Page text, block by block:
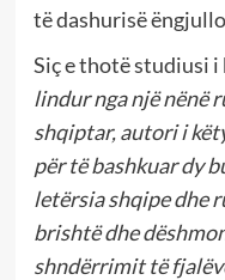
të dashurisë
Siç e thotë studiusi i
lindur nga një nënë
shqiptar, autori i
për të bashkuar dy
letërsia shqipe dhe
brishtë dhe
shndërrimit të